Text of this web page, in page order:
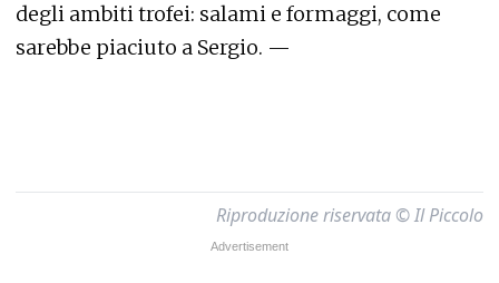
degli ambiti trofei: salami e formaggi, come
sarebbe piaciuto a Sergio. —
Riproduzione riservata © Il Piccolo